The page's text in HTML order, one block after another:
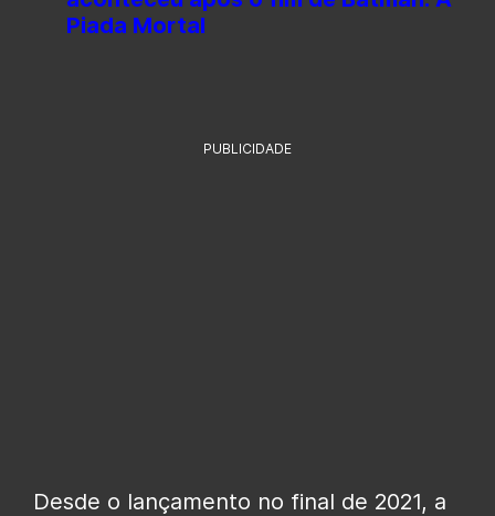
Piada Mortal
PUBLICIDADE
Desde o lançamento no final de 2021, a